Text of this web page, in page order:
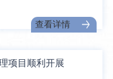
查看详情
项目顺利开展